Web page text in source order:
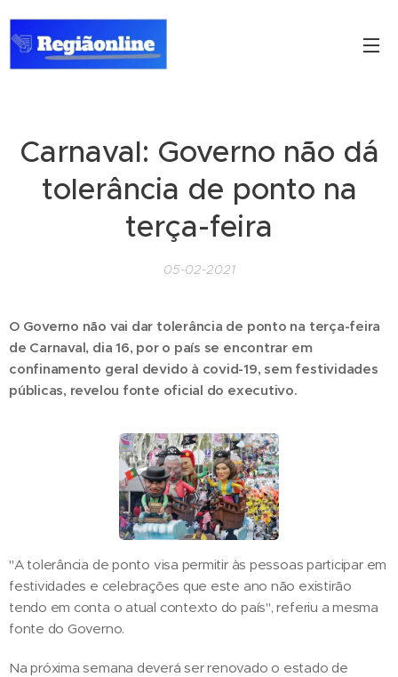
Carnaval: Governo não dá
tolerância de ponto na
terça-feira
05-02-2021
O Governo não vai dar tolerância de ponto na terça-feira
de Carnaval, dia 16, por o país se encontrar em
confinamento geral devido à covid-19, sem festividades
públicas, revelou fonte oficial do executivo.
"A tolerância de ponto visa permitir às pessoas participar em
festividades e celebrações que este ano não existirão
tendo em conta o atual contexto do país", referiu a mesma
fonte do Governo.
Na próxima semana deverá ser renovado o estado de